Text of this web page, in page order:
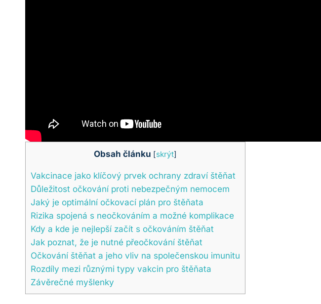
Obsah článku [skrýt]
Vakcinace jako klíčový prvek ochrany zdraví štěňat
Důležitost očkování proti nebezpečným nemocem
Jaký je optimální očkovací plán pro štěňata
Rizika spojená s neočkováním a možné komplikace
Kdy a kde je nejlepší začít s očkováním štěňat
Jak poznat, že je nutné přeočkování štěňat
Očkování štěňat a jeho vliv na společenskou imunitu
Rozdíly mezi různými typy vakcin pro štěňata
Závěrečné myšlenky